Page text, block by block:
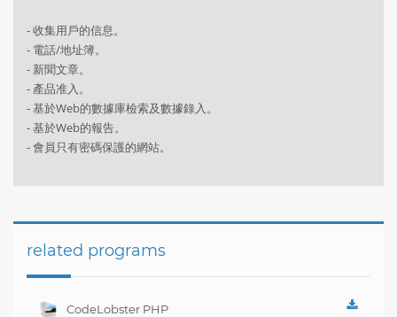
- 收集用戶的信息。
- 電話/地址簿。
- 新聞文章。
- 產品准入。
- 基於Web的數據庫檢索及數據錄入。
- 基於Web的報告。
- 會員只有密碼保護的網站。
related programs
CodeLobster PHP